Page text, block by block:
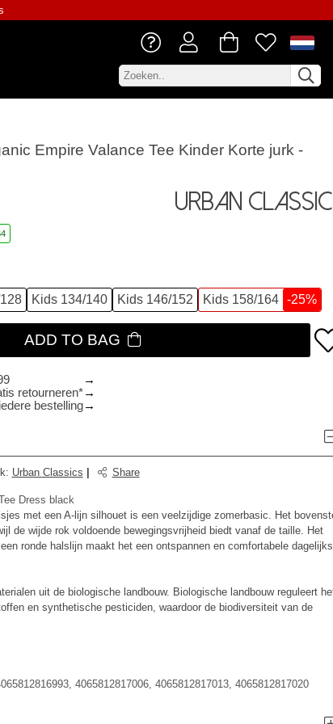
Empire Valance Tee Kinder Korte jurk -
Urban
Kids 134/140 Kids 146/152 Kids 158/164 -25%
ADD TO BAG
retourneren*
bestelling
: Urban Classics Share
Dress black
met een A-lijn silhouet is een veelzijdige zomerbasic. Het
de wijde rok voldoende bewegingsvrijheid biedt vanaf de taille. Het
ronde halslijn maakt het een ontspannen en comfortabele
uit de biologische landbouw. Biologische landbouw reguleert
en synthetische pesticiden, waardoor de biodiversiteit van de
4065812817006, 4065812817013, 4065812817020